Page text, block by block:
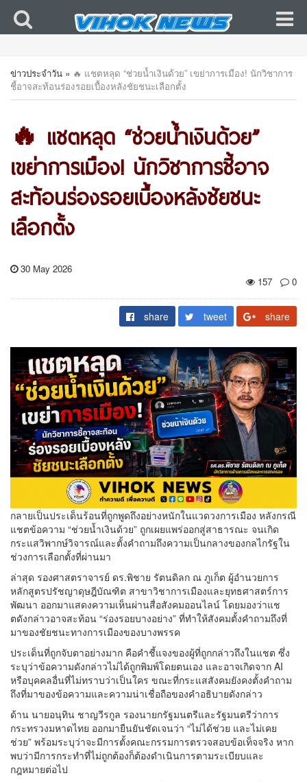
ข่าวประจำวัน » 🔥 แชตหลุด “ช่วยน้ำเงินด้วย” เขย่าการเมือง! นักวิชาการ
ชี้อาจสะท้อนร่องรอยเบื้องหลังชัยชนะเลือกตั้ง
🔥 แชตหลุด “ช่วยน้ำเงินด้วย”
เขย่าการเมือง! นักวิชาการชี้อาจ
สะท้อนร่องรอยเบื้องหลังชัยชนะ
เลือกตั้ง
30 May 2026
157
0
share tweet share
กลายเป็นประเด็นร้อนที่ถูกพูดถึงอย่างหนักในแวดวงการเมือง หลังกรณี
แชตข้อความ “ช่วยน้ำเงินด้วย” ถูกเผยแพร่ออกสู่สาธารณะ จนเกิด
กระแสวิพากษ์วิจารณ์และตั้งคำถามถึงความเป็นกลางของกลไกรัฐใน
ช่วงการเลือกตั้งที่ผ่านมา
ล่าสุด รองศาสตราจารย์ ดร.พิชาย รัตนดิลก ณ ภูเก็ต ผู้อำนวยการ
หลักสูตรปรัชญาดุษฎีบัณฑิต สาขาวิชาการเมืองและยุทธศาสตร์การ
พัฒนา ออกมาแสดงความเห็นผ่านสื่อสังคมออนไลน์ โดยมองว่าแช
ตดังกล่าวอาจสะท้อน “ร่องรอยบางอย่าง” ที่ทำให้สังคมตั้งคำถามถึงที่
มาของชัยชนะทางการเมืองของบางพรรค
ประเด็นที่ถูกจับตาอย่างมาก คือคำชี้แจงของผู้ที่ถูกกล่าวถึงในแชต ซึ่ง
ระบุว่าข้อความดังกล่าวไม่ได้ถูกพิมพ์โดยตนเอง และอาจเกิดจาก AI
หรือบุคคลอื่นที่ไม่ทราบว่าเป็นใคร ขณะที่กระแสสังคมยังคงตั้งคำถาม
ถึงที่มาของข้อความและความน่าเชื่อถือของคำอธิบายดังกล่าว
ด้าน นายอนุทิน ชาญวีรกูล รองนายกรัฐมนตรีและรัฐมนตรีว่าการ
กระทรวงมหาดไทย ออกมายืนยันชัดเจนว่า “ไม่ได้ช่วย และไม่เคย
ช่วย” พร้อมระบุว่าจะมีการตั้งคณะกรรมการตรวจสอบข้อเท็จจริง หาก
พบว่ามีการกระทำที่ไม่ถูกต้องก็ต้องดำเนินการตามระเบียบและ
กฎหมายต่อไป